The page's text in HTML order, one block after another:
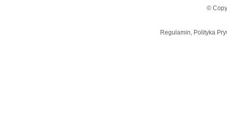
©
Regulamin, Polityka